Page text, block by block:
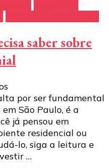
saber sobre
por ser fundamental
São Paulo, é a
já pensou em
residencial ou
lo, siga a leitura e
…